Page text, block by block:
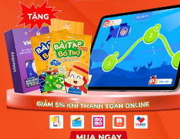
my friends.
she will get the job.
in their leader.
câu hỏi thường